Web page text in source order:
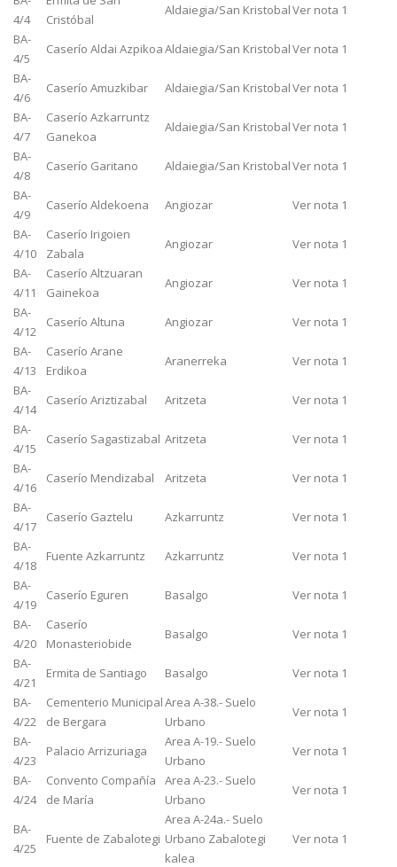
4/4
Cristóbal
Aldaiegia/San KristobalVer nota 1
BA-
4/5
Caserío Aldai AzpikoaAldaiegia/San KristobalVer nota 1
BA-
4/6
Caserío Amuzkibar Aldaiegia/San KristobalVer nota 1
BA-
4/7
Caserío Azkarruntz
Ganekoa
Aldaiegia/San KristobalVer nota 1
BA-
4/8
Caserío Garitano Aldaiegia/San KristobalVer nota 1
BA-
4/9
Caserío Aldekoena Angiozar
Ver nota 1
BA-
4/10
Caserío Irigoien
Zabala
Angiozar
Ver nota 1
BA-
4/11
Caserío Altzuaran
Gainekoa
Angiozar
Ver nota 1
BA-
4/12
Caserío Altuna Angiozar
Ver nota 1
BA-
4/13
Caserío Arane
Erdikoa
Aranerreka
Ver nota 1
BA-
4/14
Caserío Ariztizabal Aritzeta
Ver nota 1
BA-
4/15
Caserío Sagastizabal Aritzeta
Ver nota 1
BA-
4/16
Caserío Mendizabal Aritzeta
Ver nota 1
BA-
4/17
Caserío Gaztelu Azkarruntz
Ver nota 1
BA-
4/18
Fuente Azkarruntz Azkarruntz
Ver nota 1
BA-
4/19
Caserío Eguren Basalgo
Ver nota 1
BA-
4/20
Caserío
Monasteriobide
Basalgo
Ver nota 1
BA-
4/21
Ermita de Santiago Basalgo
Ver nota 1
BA-
4/22
Cementerio Municipal
de Bergara
Area A-38.- Suelo
Urbano
Ver nota 1
BA-
4/23
Palacio Arrizuriaga
Area A-19.- Suelo
Urbano
Ver nota 1
BA-
4/24
Convento Compañía
de María
Area A-23.- Suelo
Urbano
Ver nota 1
BA-
4/25
Fuente de Zabalotegi
Area A-24a.- Suelo
Urbano Zabalotegi
kalea
Ver nota 1